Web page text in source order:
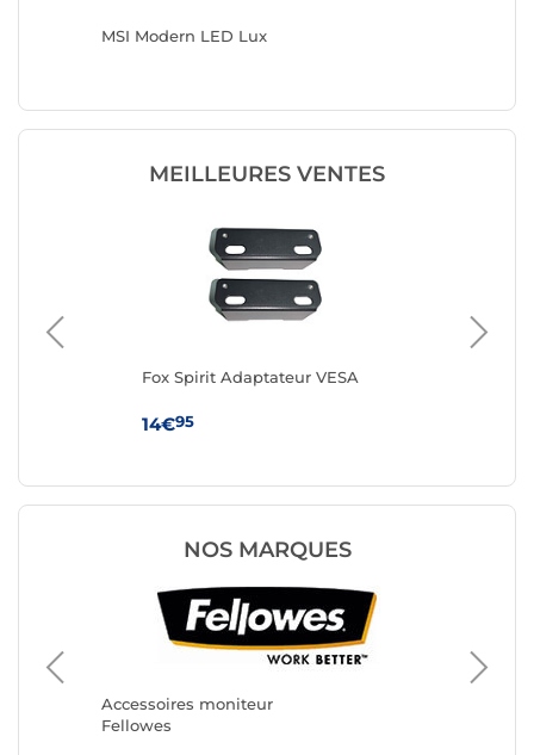
MSI Modern LED Lux
MEILLEURES VENTES
Fox Spirit Adaptateur VESA
14€95
NOS MARQUES
Accessoires moniteur
Fellowes